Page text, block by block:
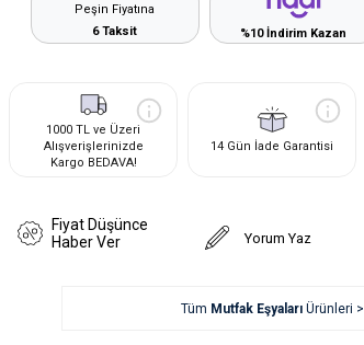
Peşin Fiyatına
6 Taksit
%10 İndirim Kazan
1000 TL ve Üzeri
Alışverişlerinizde
Kargo BEDAVA!
14 Gün İade Garantisi
Fiyat Düşünce
Haber Ver
Yorum Yaz
Tüm Mutfak EşyalarıÜrünleri >